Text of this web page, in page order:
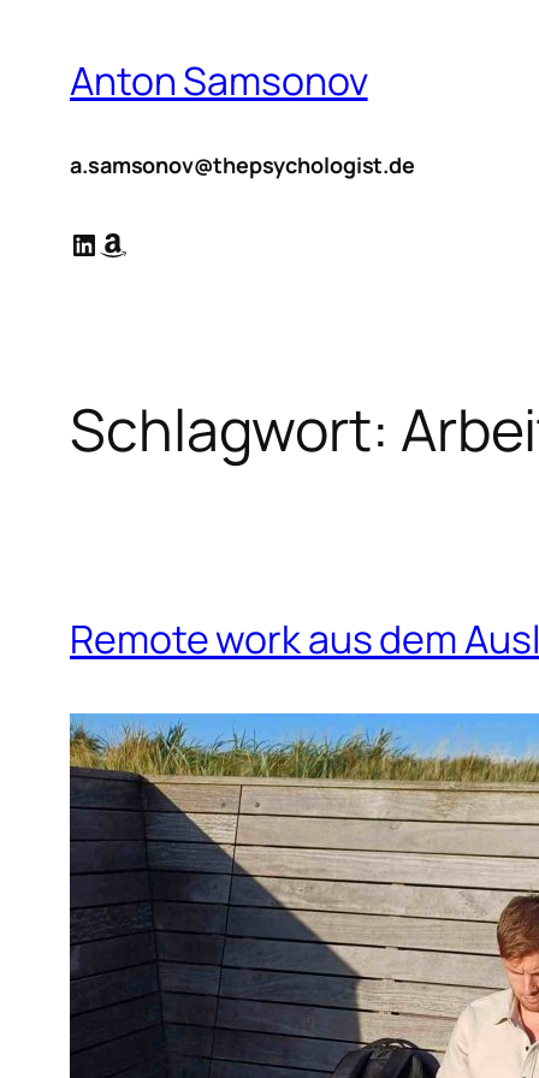
springenAnton Samsonov
a.samsonov@thepsychologist.de
LinkedIn
Amazon
Schlagwort:
Remote work aus dem